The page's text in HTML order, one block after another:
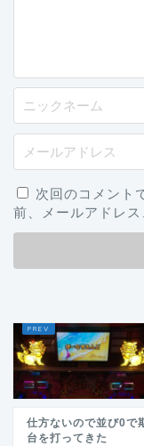
次回のコメント
前、メールアドレス
仕方ないので並び0で
台を打ってきた